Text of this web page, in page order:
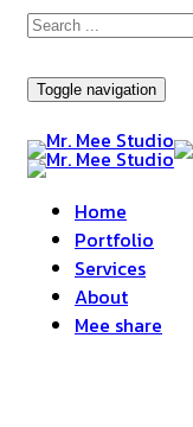
Toggle navigation
Home
Portfolio
Services
About
Mee share